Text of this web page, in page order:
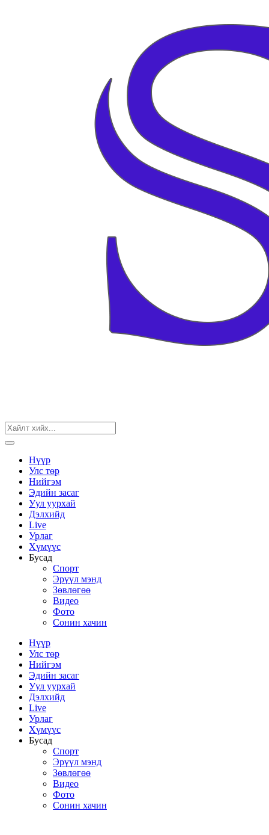
Нүүр
Улс төр
Нийгэм
Эдийн засаг
Уул уурхай
Дэлхийд
Live
Урлаг
Хүмүүс
Бусад
Спорт
Эрүүл мэнд
Зөвлөгөө
Видео
Фото
Сонин хачин
Нүүр
Улс төр
Нийгэм
Эдийн засаг
Уул уурхай
Дэлхийд
Live
Урлаг
Хүмүүс
Бусад
Спорт
Эрүүл мэнд
Зөвлөгөө
Видео
Фото
Сонин хачин